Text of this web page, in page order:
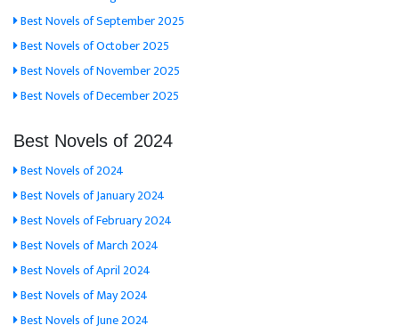
Best Novels of September 2025
Best Novels of October 2025
Best Novels of November 2025
Best Novels of December 2025
Best Novels of 2024
Best Novels of 2024
Best Novels of January 2024
Best Novels of February 2024
Best Novels of March 2024
Best Novels of April 2024
Best Novels of May 2024
Best Novels of June 2024